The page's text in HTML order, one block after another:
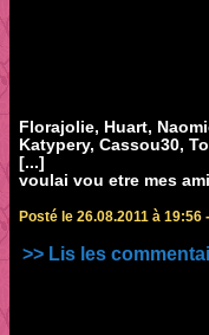
Florajolie, Huart,
Katypery, Cassou30,
[...]
voulai vou etre mes
Posté le 26.08.2011 à 19:56 -
>> Lis les